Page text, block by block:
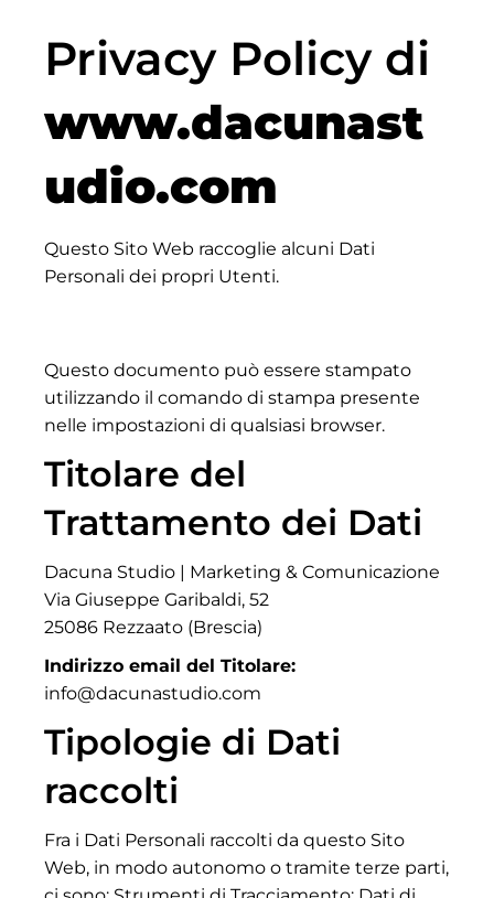
Privacy Policy di
www.dacunast
udio.com
Questo Sito Web raccoglie alcuni Dati
Personali dei propri Utenti.
Questo documento può essere stampato
utilizzando il comando di stampa presente
nelle impostazioni di qualsiasi browser.
Titolare del
Trattamento dei Dati
Dacuna Studio | Marketing & Comunicazione
Via Giuseppe Garibaldi, 52
25086 Rezzaato (Brescia)
Indirizzo email del Titolare:
info@dacunastudio.com
Tipologie di Dati
raccolti
Fra i Dati Personali raccolti da questo Sito
Web, in modo autonomo o tramite terze parti,